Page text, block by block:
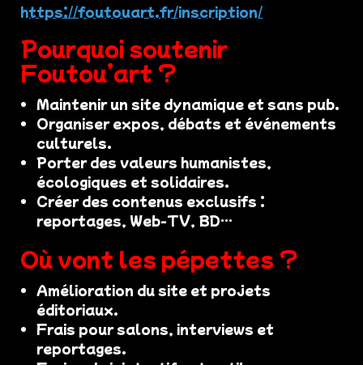
https://foutouart.fr/inscription/
Pourquoi soutenir
Foutou’art ?
Maintenir un site dynamique et sans pub.
Organiser expos, débats et événements
culturels.
Porter des valeurs humanistes,
écologiques et solidaires.
Créer des contenus exclusifs :
reportages, Web-TV, BD…
Où vont les pépettes ?
Amélioration du site et projets
éditoriaux.
Frais pour salons, interviews et
reportages.